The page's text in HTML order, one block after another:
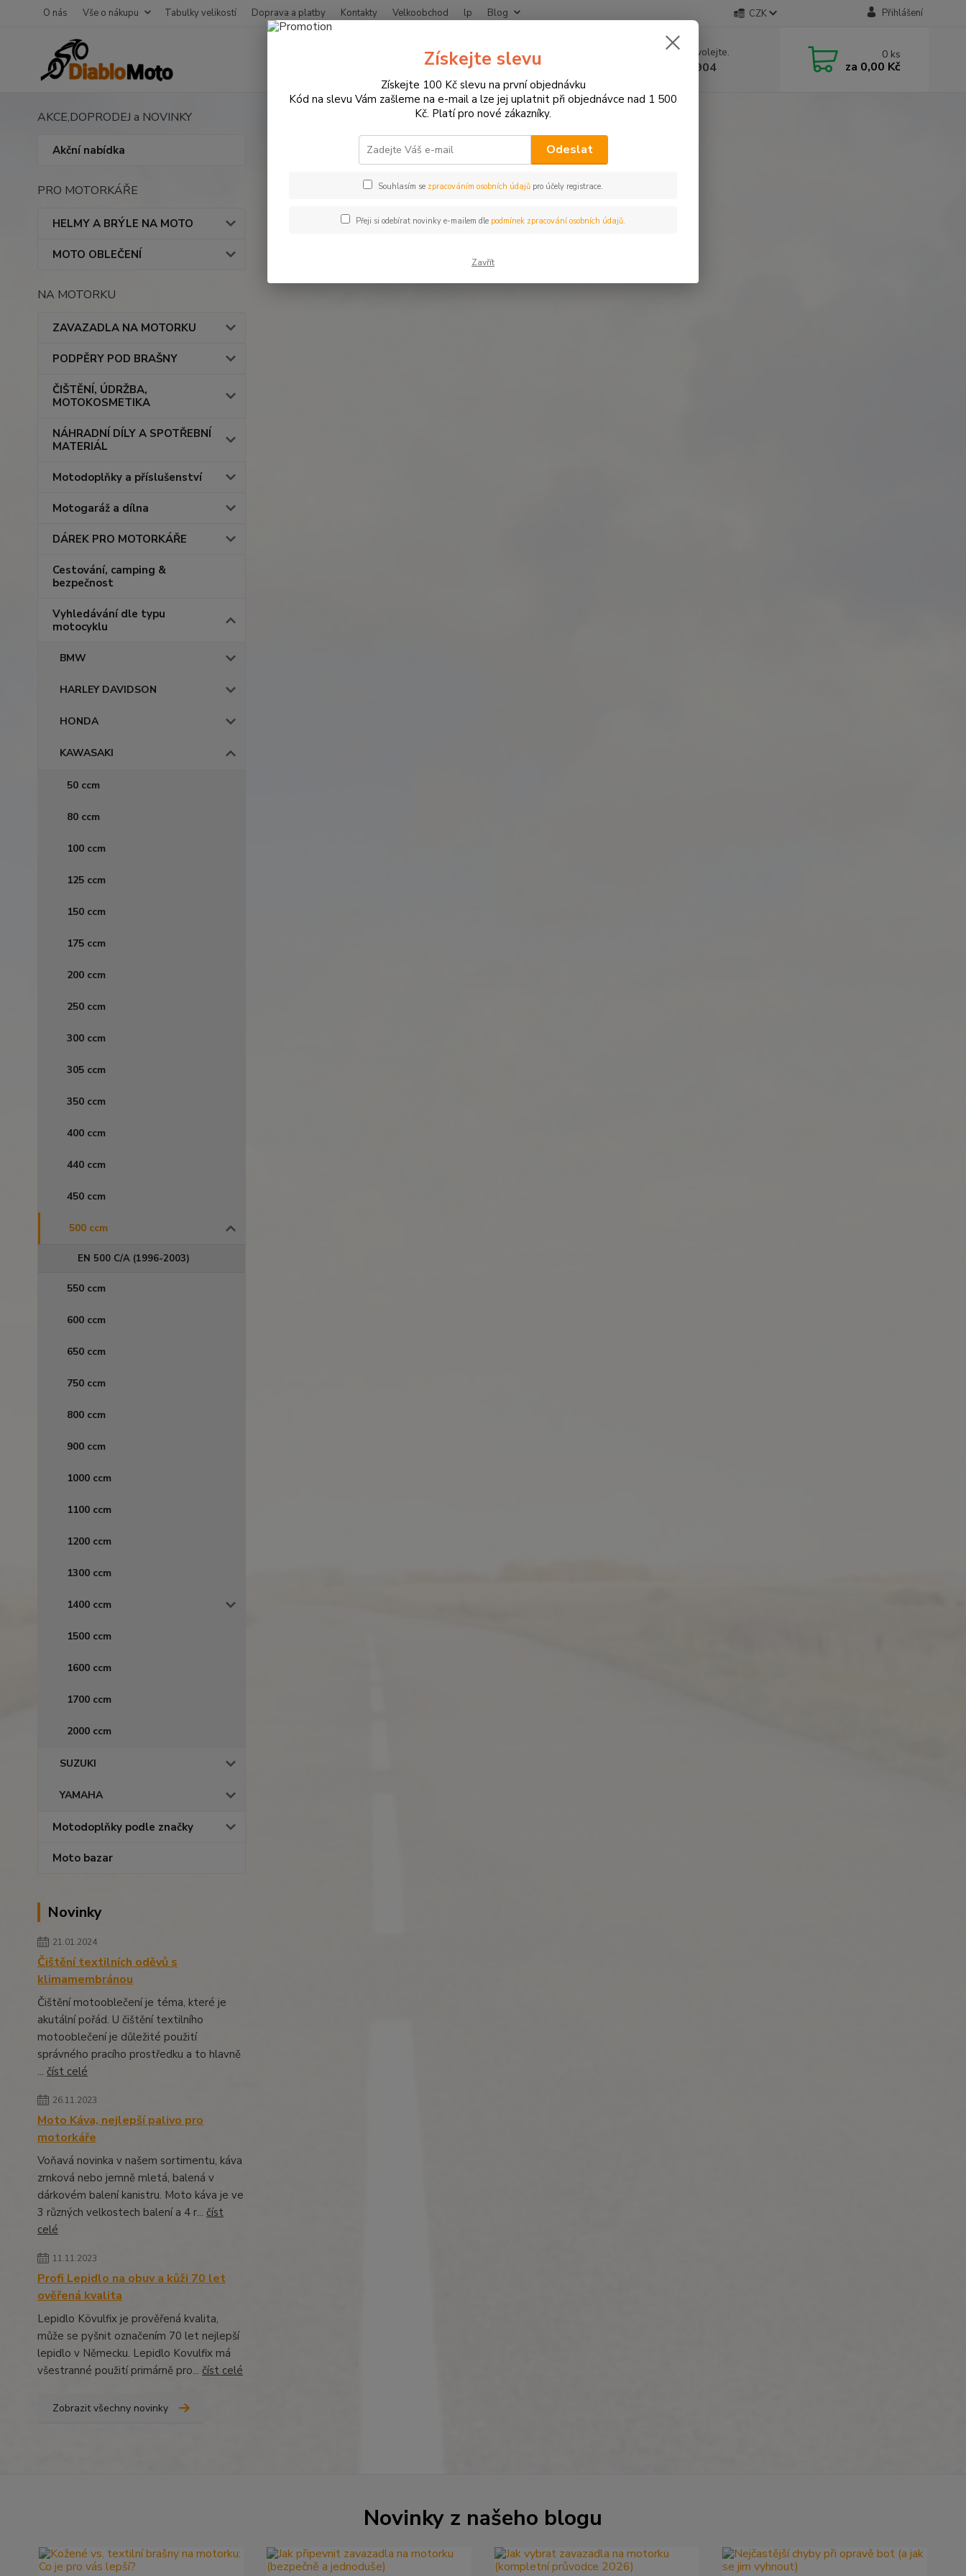
O nás Vše o nákupu Tabulky velikostí Doprava a platby Kontakty Velkoobchod lp Blog CZK Přihlášení
Hledat Nevíte si rady? Zavolejte.
+420 774 641 904
0 ks
za 0,00 Kč
AKCE,DOPRODEJ a NOVINKY
Akční nabídka
PRO MOTORKÁŘE
HELMY A BRÝLE NA MOTO
MOTO OBLEČENÍ
NA MOTORKU
ZAVAZADLA NA MOTORKU
PODPĚRY POD BRAŠNY
ČIŠTĚNÍ, ÚDRŽBA,
MOTOKOSMETIKA
NÁHRADNÍ DÍLY A SPOTŘEBNÍ
MATERIÁL
Motodoplňky a příslušenství
Motogaráž a dílna
DÁREK PRO MOTORKÁŘE
Cestování, camping &
bezpečnost
Vyhledávání dle typu
motocyklu
BMW
HARLEY DAVIDSON
HONDA
KAWASAKI
50 ccm
80 ccm
100 ccm
125 ccm
150 ccm
175 ccm
200 ccm
250 ccm
300 ccm
305 ccm
350 ccm
400 ccm
440 ccm
450 ccm
500 ccm
EN 500 C/A (1996-2003)
550 ccm
600 ccm
650 ccm
750 ccm
800 ccm
900 ccm
1000 ccm
1100 ccm
1200 ccm
1300 ccm
1400 ccm
1500 ccm
1600 ccm
1700 ccm
2000 ccm
SUZUKI
YAMAHA
Motodoplňky podle značky
Moto bazar
Novinky
21.01.2024
Čištění textilních oděvů s
klimamembránou
Čištění motooblečení je téma, které je
akutální pořád. U čištění textilního
motooblečení je důležité použití
správného pracího prostředku a to hlavně
... číst celé
26.11.2023
Moto Káva, nejlepší palivo pro
motorkáře
Voňavá novinka v našem sortimentu, káva
zrnková nebo jemně mletá, balená v
dárkovém balení kanistru. Moto káva je ve
3 různých velkostech balení a 4 r... číst
celé
11.11.2023
Profi Lepidlo na obuv a kůži 70 let
ověřená kvalita
Lepidlo Kövulfix je prověřená kvalita,
může se pyšnit označením 70 let nejlepší
lepidlo v Německu. Lepidlo Kovulfix má
všestranné použití primárně pro... číst celé
Zobrazit všechny novinky
Vyhledávání dle typu motocyklu KAWASAKI 500 ccm
EN 500 C/A (1996-2003)
Novinky z našeho blogu
Získejte slevu
Získejte 100 Kč slevu na první objednávku
Kód na slevu Vám zašleme na e-mail a lze jej uplatnit při objednávce nad 1 500
Kč. Platí pro nové zákazníky.
Odeslat
Souhlasím se zpracováním osobních údajů pro účely registrace.
Přeji si odebírat novinky e-mailem dle podmínek zpracování osobních údajů.
Zavřít